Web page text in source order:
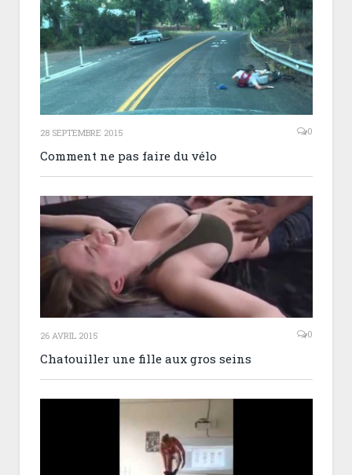
28 SEPTEMBRE 2015 0
Comment ne pas faire du vélo
26 AVRIL 2015 0
Chatouiller une fille aux gros seins